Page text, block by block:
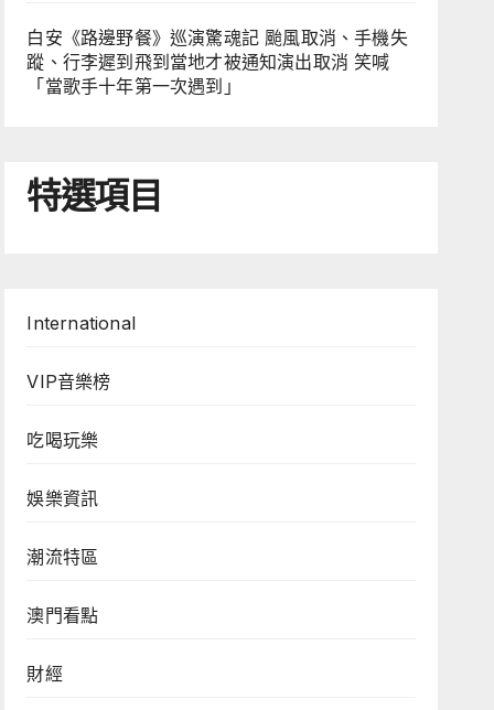
白安《路邊野餐》巡演驚魂記 颱風取消、手機失
蹤、行李遲到飛到當地才被通知演出取消 笑喊
「當歌手十年第一次遇到」
特選項目
International
VIP音樂榜
吃喝玩樂
娛樂資訊
潮流特區
澳門看點
財經